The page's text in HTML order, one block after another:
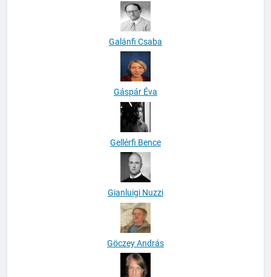
Galánfi Csaba
Gáspár Éva
Gellérfi Bence
Gianluigi Nuzzi
Göczey András